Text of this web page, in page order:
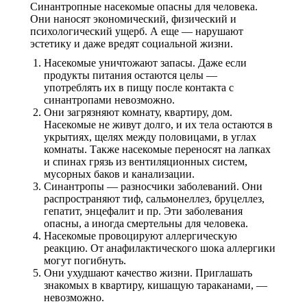
Синантропные насекомые опасны для человека.
Они наносят экономический, физический и
психологический ущерб. А еще — нарушают
эстетику и даже вредят социальной жизни.
Насекомые уничтожают запасы. Даже если
продукты питания остаются целы —
употреблять их в пищу после контакта с
синантропами невозможно.
Они загрязняют комнату, квартиру, дом.
Насекомые не живут долго, и их тела остаются в
укрытиях, щелях между половицами, в углах
комнаты. Также насекомые переносят на лапках
и спинах грязь из вентиляционных систем,
мусорных баков и канализации.
Синантропы — разносчики заболеваний. Они
распространяют тиф, сальмонеллез, бруцеллез,
гепатит, энцефалит и пр. Эти заболевания
опасны, а иногда смертельны для человека.
Насекомые провоцируют аллергическую
реакцию. От анафилактического шока аллергики
могут погибнуть.
Они ухудшают качество жизни. Приглашать
знакомых в квартиру, кишащую тараканами, —
невозможно.